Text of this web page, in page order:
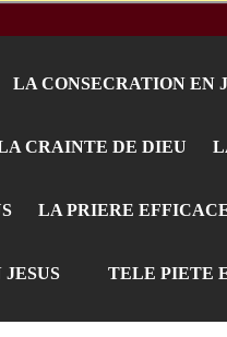
LA CONSECRATION EN
CRAINTE DE DIEU
LA PRIERE
TELE PIETE